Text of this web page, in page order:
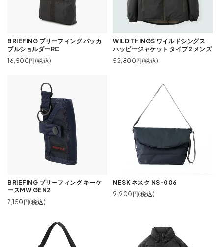
BRIEFING ブリーフィング パッカ
ブルショルダーRC
16,500円(税込)
WILD THINGS ワイルドシングス
ハッピージャケット タイプ2 メンズ
52,800円(税込)
BRIEFING ブリーフィング キーケ
ースMW GEN2
7,150円(税込)
NESK ネスク NS-006
9,900円(税込)